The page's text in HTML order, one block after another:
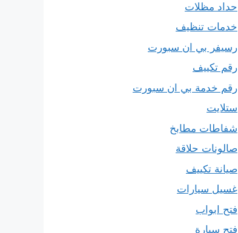
حداد مظلات
خدمات تنظيف
رسيفر بي ان سبورت
رقم تكييف
رقم خدمة بي ان سبورت
ستلايت
شفاطات مطابخ
صالونات حلاقة
صيانة تكييف
غسيل سيارات
فتح ابواب
فتح سيارة